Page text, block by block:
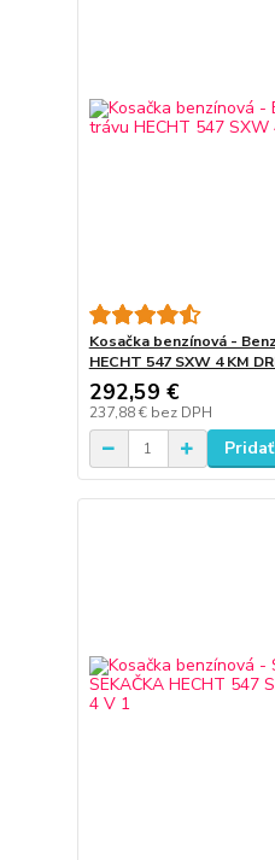
Kosačka benzínová -
HECHT 547 SXW 4 KM
292,59 €
237,88 € bez DPH